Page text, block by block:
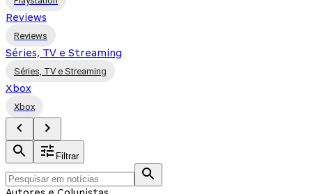
Reviews
Reviews
Séries, TV e Streaming
Séries, TV e Streaming
Xbox
Xbox
Filtrar